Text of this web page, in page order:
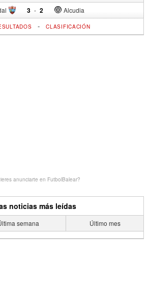
3 - Alcudia
2
-CLASIFICACIÓN
anunciarte en FutbolBalear?
noticias más leídas
semana Último mes